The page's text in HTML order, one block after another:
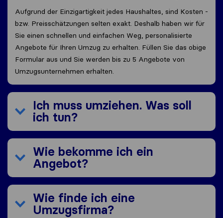
Aufgrund der Einzigartigkeit jedes Haushaltes, sind Kosten -
bzw. Preisschätzungen selten exakt. Deshalb haben wir für
Sie einen schnellen und einfachen Weg, personalisierte
Angebote für Ihren Umzug zu erhalten. Füllen Sie das obige
Formular aus und Sie werden bis zu 5 Angebote von
Umzugsunternehmen erhalten.
Ich muss umziehen. Was soll
ich tun?
Wie bekomme ich ein
Angebot?
Wie finde ich eine
Umzugsfirma?